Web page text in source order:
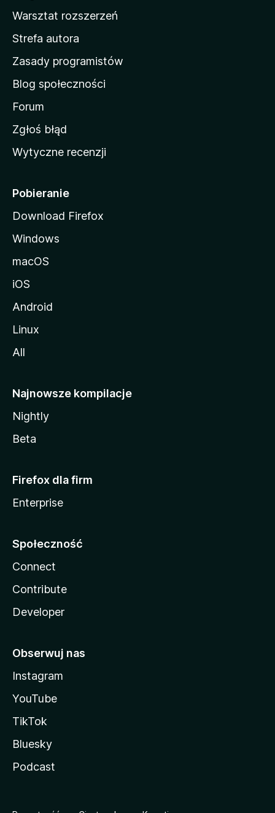
m
o
w
M
o
z
l
i
Warsztat rozszerzeń
Strefa autora
Zasady programistów
Blog społeczności
Forum
Zgłoś błąd
Wytyczne recenzji
Pobieranie
Download Firefox
Windows
macOS
iOS
Android
Linux
All
Najnowsze kompilacje
Nightly
Beta
Firefox dla firm
Enterprise
Społeczność
Connect
Contribute
Developer
Obserwuj nas
Instagram
YouTube
TikTok
Bluesky
Podcast